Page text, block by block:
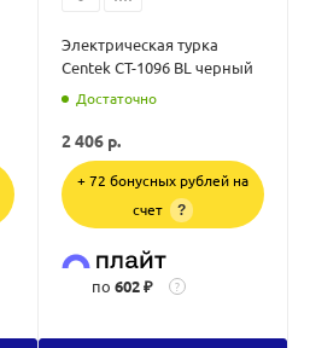
Электрическая турка
Centek CT-1096 BL черный
Достаточно
2 406 р.
+ 72 бонусных рублей на
счет
?
по 602 ₽ ?